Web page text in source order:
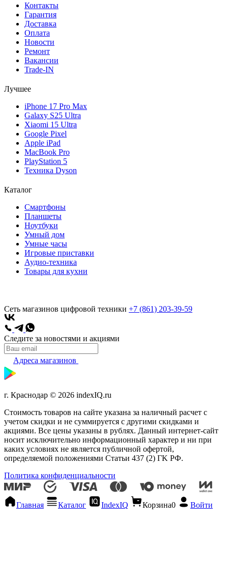
Контакты
Гарантия
Доставка
Оплата
Новости
Ремонт
Вакансии
Trade-IN
Лучшее
iPhone 17 Pro Max
Galaxy S25 Ultra
Xiaomi 15 Ultra
Google Pixel
Apple iPad
MacBook Pro
PlayStation 5
Техника Dyson
Каталог
Смартфоны
Планшеты
Ноутбуки
Умный дом
Умные часы
Игровые приставки
Аудио-техника
Товары для кухни
Сеть магазинов цифровой техники +7 (861) 203-39-59
Следите за новостями и акциями
Адреса магазинов
г. Краснодар © 2026 indexIQ.ru
Стоимость товаров на сайте указана за наличный расчет с
учетом скидки и не суммируется с другими скидками и
акциями. Все цены указаны в рублях. Данный интернет-сайт
носит исключительно информационный характер и ни при
каких условиях не является публичной офертой,
определяемой положениями Статьи 437 (2) ГK РФ.
Политика конфиденциальности
Главная Каталог IndexIQ Корзина0 Войти